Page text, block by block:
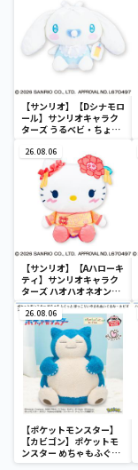
【サンリオ】【Dシナモロ
ール】サンリオキャラク
ターズ うるベビ・ちょい
26.08.06
【サンリオ】【Aハローキ
ティ】サンリオキャラク
ターズ ハオハオネオンタ
ウンドールBIGタイプ1
26.08.06
【ポケットモンスター】
【カビゴン】ポケットモ
ンスター めちゃもふぐっ
と ほっこりいやされぬい